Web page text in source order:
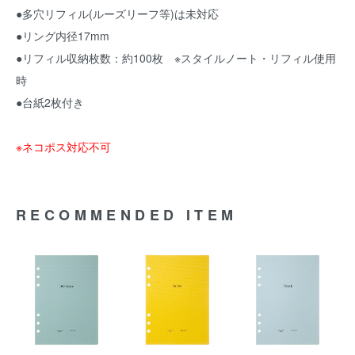
●多穴リフィル(ルーズリーフ等)は未対応
●リング内径17mm
●リフィル収納枚数：約100枚 ※スタイルノート・リフィル使用
時
●台紙2枚付き
※ネコポス対応不可
RECOMMENDED ITEM